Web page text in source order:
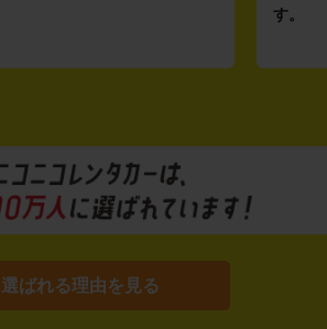
す。
選ばれる理由を見る